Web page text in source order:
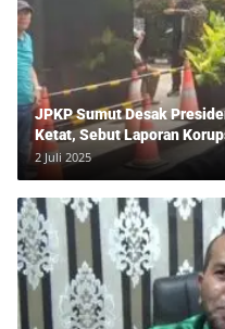
JPKP Sumut Desak
Ketat, Sebut Laporan
2 Juli 2025